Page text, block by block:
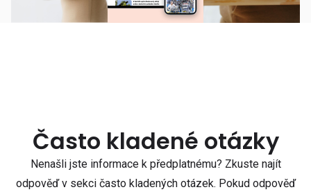
Často kladené otázky
Nenašli jste informace k předplatnému? Zkuste najít
odpověď v sekci často kladených otázek. Pokud odpověď